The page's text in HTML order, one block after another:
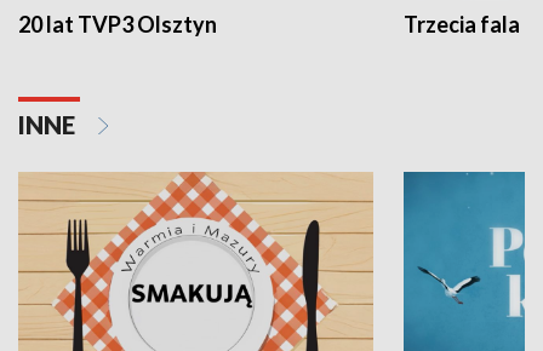
20 lat TVP3 Olsztyn Trzecia fala -
INNE